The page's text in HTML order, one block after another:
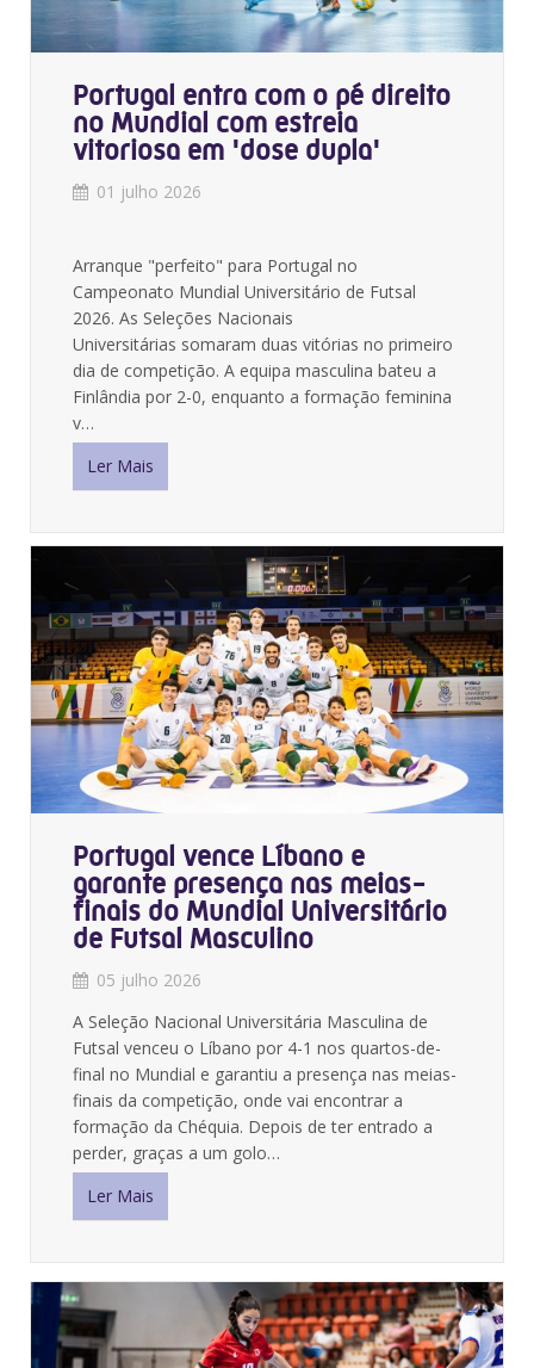
Portugal entra com o pé direito
no Mundial com estreia
vitoriosa em 'dose dupla'
01 julho 2026
Arranque "perfeito" para Portugal no
Campeonato Mundial Universitário de Futsal
2026. As Seleções Nacionais
Universitárias somaram duas vitórias no primeiro
dia de competição. A equipa masculina bateu a
Finlândia por 2-0, enquanto a formação feminina
v…
Ler Mais
Portugal vence Líbano e
garante presença nas meias-
finais do Mundial Universitário
de Futsal Masculino
05 julho 2026
A Seleção Nacional Universitária Masculina de
Futsal venceu o Líbano por 4-1 nos quartos-de-
final no Mundial e garantiu a presença nas meias-
finais da competição, onde vai encontrar a
formação da Chéquia. Depois de ter entrado a
perder, graças a um golo…
Ler Mais